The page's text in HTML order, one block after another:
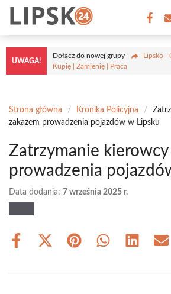
Przejdź
treści
UWAGA!
Dołącz do nowej grupy
Lipsko -
Kupię | Zamienię | Praca
Strona główna / Kronika Policyjna /
zakazem prowadzenia pojazdów w Lipsku
Zatrzymanie kierowcy
prowadzenia
Data dodania: 7 września 2025 r.
Share
Share
(Twitter)
Share Share Share